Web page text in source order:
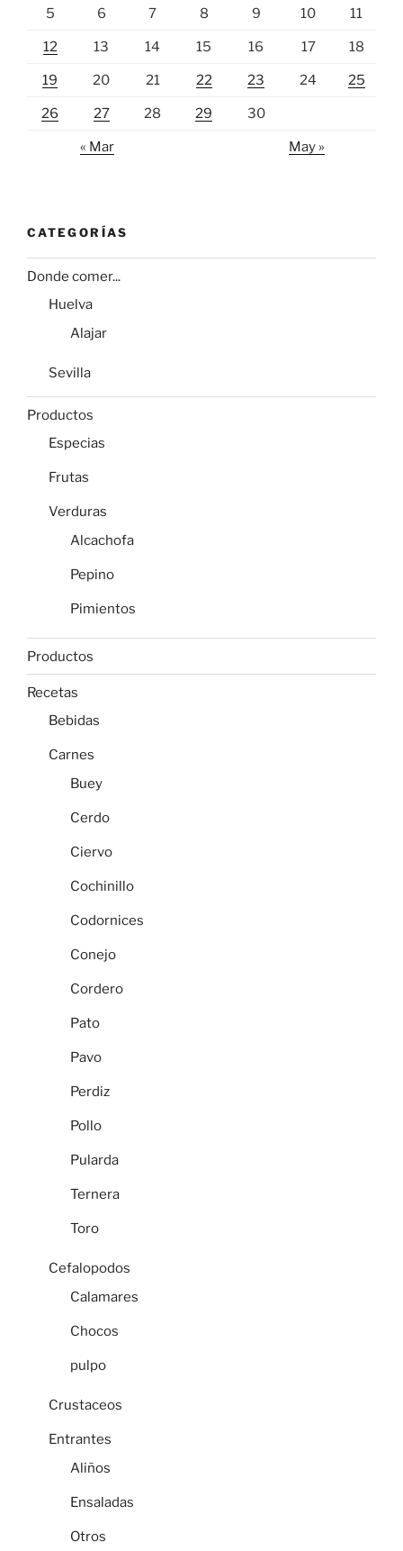
5 6 7 8 9 10 11
12 13 14 15 16 17 18
19 20 21 22 23 24 25
26 27 28 29 30
« Mar May »
CATEGORÍAS
Donde comer...
Huelva
Alajar
Sevilla
Productos
Especias
Frutas
Verduras
Alcachofa
Pepino
Pimientos
Productos
Recetas
Bebidas
Carnes
Buey
Cerdo
Ciervo
Cochinillo
Codornices
Conejo
Cordero
Pato
Pavo
Perdiz
Pollo
Pularda
Ternera
Toro
Cefalopodos
Calamares
Chocos
pulpo
Crustaceos
Entrantes
Aliños
Ensaladas
Otros